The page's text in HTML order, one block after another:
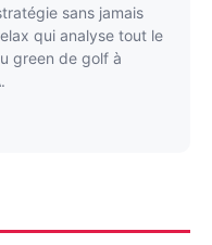
sans jamais
qui analyse tout le
green de golf à